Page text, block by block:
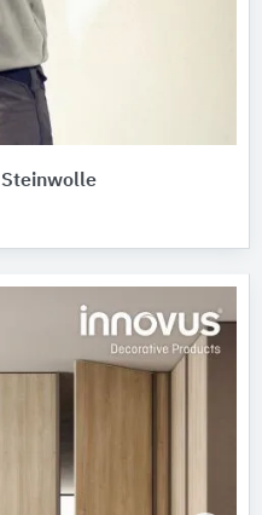
Steinwolle